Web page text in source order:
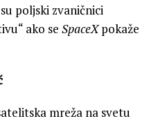
poljski zvaničnici
ako se SpaceXpokaže
mreža na svetu